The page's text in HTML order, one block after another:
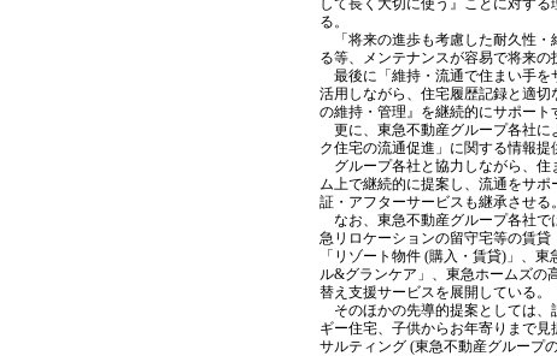
して長く大切に使う』ことに対する
る。
「将来の進歩も考慮した耐久性・
る等、メンテナンスが容易で将来の
最後に「維持・流通で住まい手を
活用しながら、住宅履歴記録と適
の維持・管理』を継続的にサポート
更に、東急不動産グループ各社に
ク住宅の流通促進」に関する情報提
グループ各社と協力しながら、住
ム上で継続的に提案し、流通をサ
証・アフターサービスも継承させる。
なお、東急不動産グループ各社で
急リロケーションの留守宅等の賃
「リゾート物件 (購入・賃貸)」、
ル&グランケア」、東急ホームズの
替え支援サービスを展開している。
そのほかの先導的提案としては、
ギー住宅、子供からお年寄りまで
サルティング (東急不動産グループ